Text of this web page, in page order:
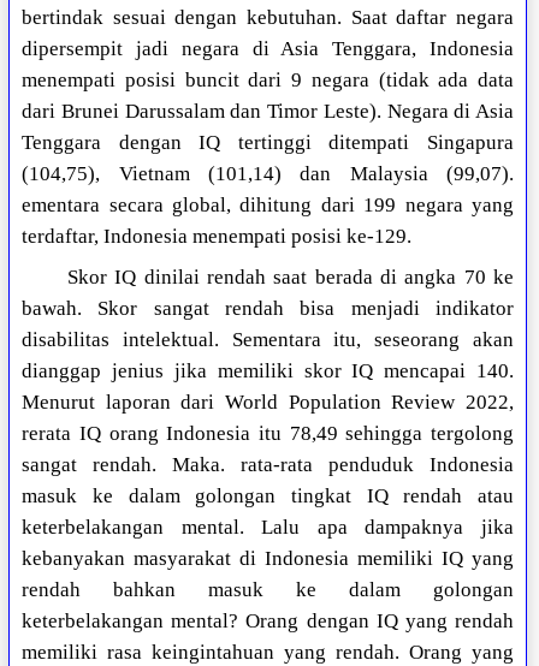
bertindak sesuai dengan kebutuhan. Saat daftar negara
dipersempit jadi negara di Asia Tenggara, Indonesia
menempati posisi buncit dari 9 negara (tidak ada data
dari Brunei Darussalam dan Timor Leste). Negara di Asia
Tenggara dengan IQ tertinggi ditempati Singapura
(104,75), Vietnam (101,14) dan Malaysia (99,07).
ementara secara global, dihitung dari 199 negara yang
terdaftar, Indonesia menempati posisi ke-129.
Skor IQ dinilai rendah saat berada di angka 70 ke
bawah. Skor sangat rendah bisa menjadi indikator
disabilitas intelektual. Sementara itu, seseorang akan
dianggap jenius jika memiliki skor IQ mencapai 140.
Menurut laporan dari World Population Review 2022,
rerata IQ orang Indonesia itu 78,49 sehingga tergolong
sangat rendah. Maka. rata-rata penduduk Indonesia
masuk ke dalam golongan tingkat IQ rendah atau
keterbelakangan mental. Lalu apa dampaknya jika
kebanyakan masyarakat di Indonesia memiliki IQ yang
rendah bahkan masuk ke dalam golongan
keterbelakangan mental? Orang dengan IQ yang rendah
memiliki rasa keingintahuan yang rendah. Orang yang